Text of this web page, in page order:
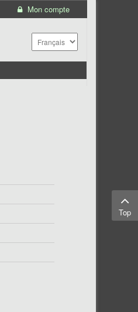
Mon compte
Top